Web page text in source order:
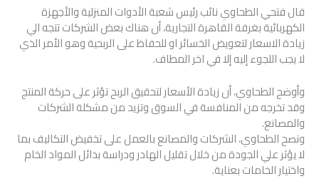
قال فتحي الطحاوي نائب رئيس شعبة الأدوات المنزلية والأجهزة
الكهربائية بغرفة القاهرة التجارية، أن هناك بعض الشركات تتجه الي
زيادة الاسعار لتعويض الخسائر او للحفاظ على الربحية وهو الأمر الذي
لا يجب اللجوء إليه إلا في اخر المطاف.
وأوضح الطحاوي، أن زيادة الأسعار لتحقيق الربح تؤثر على حركة المنتج
وقد تخرجه من المنافسة في السوق وتزيد من مشكلة الشركات
والمصانع.
ونصح الطحاوي، الشركات والمصانع بالعمل على تخفيض التكاليف بما
لا يؤثر علي الجودة من خلال تقليل الهادر ودراسة بدائل المواد الخام
واختيار الخامات بعناية.